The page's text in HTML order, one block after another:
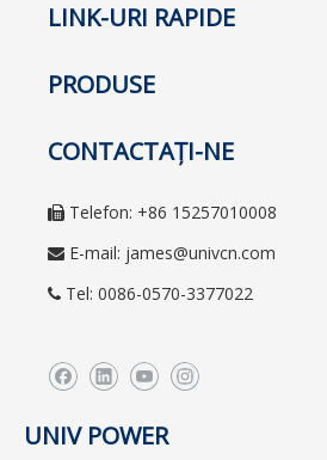
LINK-URI RAPIDE
PRODUSE
CONTACTAŢI-NE
 Telefon: +86 15257010008
 E-mail: james@univcn.com
 Tel: 0086-0570-3377022
UNIV POWER